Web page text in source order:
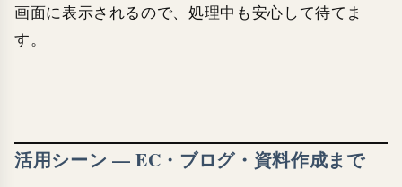
画面に表示されるので、処理中も安心して待てま
す。
活用シーン — EC・ブログ・資料作成まで